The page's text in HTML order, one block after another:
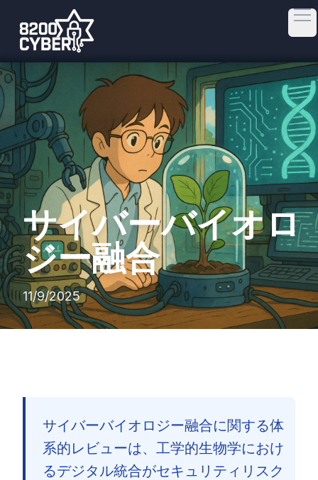
サイバーバイオロ
ジー融合
11/9/2025
サイバーバイオロジー融合に関する体
系的レビューは、工学的生物学におけ
るデジタル統合がセキュリティリスク